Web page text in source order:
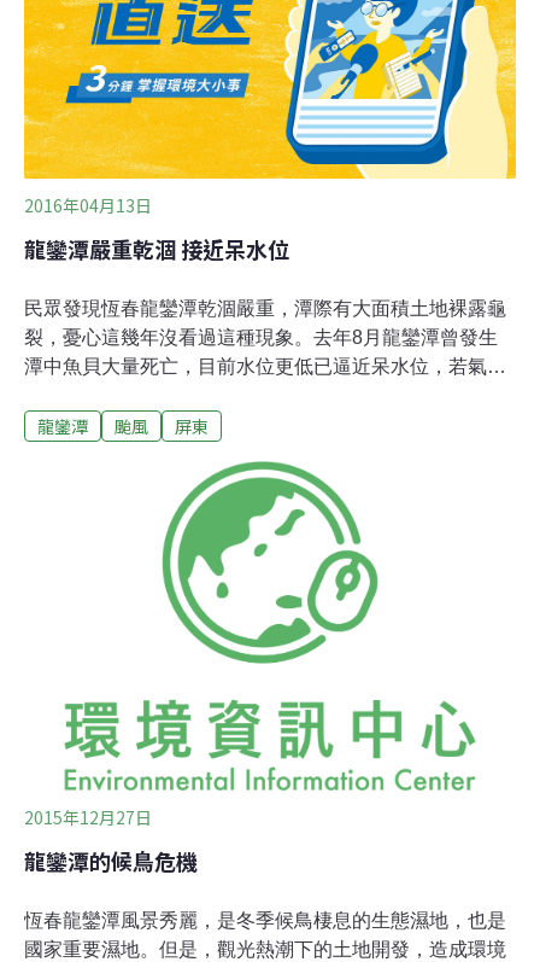
也超過460隻。劉川指出，目前除龍鑾潭地區，其他地區
的澤鳧數量都偏低，龍鑾潭可能受益於今年雨水足，堤岸
水草及螺貝類豐沛，待冷氣團持續南下，或許有機會累積
更高的度冬數量。
2016年04月13日
龍鑾潭嚴重乾涸 接近呆水位
民眾發現恆春龍鑾潭乾涸嚴重，潭際有大面積土地裸露龜
裂，憂心這幾年沒看過這種現象。去年8月龍鑾潭曾發生
潭中魚貝大量死亡，目前水位更低已逼近呆水位，若氣溫
若優養化造成潭中生物死亡，可能會影響年底雁鴨水鳥南
公尺已逼近呆水位13.8公尺。墾丁國家公園管理處貓鼻頭
工作站主任葉素亨說，去年蓮花及蘇迪勒颱風來襲前預估
會帶來豪大雨，工作站先行排放蓄水，沒想到2個颱風帶
來的雨量不大，反而造成蓄水量不足。去年至今恆春沒下
過大雨，潭水位節節降低。龍鑾潭總蓄水量350萬立方公
尺，去年8月有160萬立方公尺，因提供農業灌溉目前只剩
下71.2萬立方公尺。因水位持續下降，工作站今年3月14
灌溉。
龍鑾潭 颱風 屏東
2015年12月27日
龍鑾潭的候鳥危機
恆春龍鑾潭風景秀麗，是冬季候鳥棲息的生態濕地，也是
國家重要濕地。但是，觀光熱潮下的土地開發，造成環境